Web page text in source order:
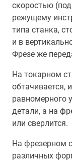
скоростью
режущему
типа станка,
и в
Фрезе же
На токарном
обтачивается,
равномерного
детали, а на
или сверлится.
На фрезерном
различных